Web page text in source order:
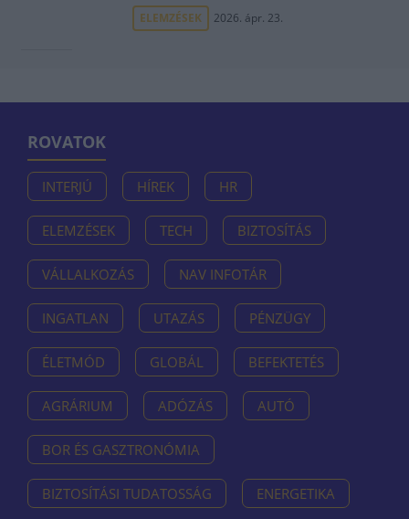
ELEMZÉSEK 2026. ápr. 23.
ROVATOK
INTERJÚ HÍREK HR
ELEMZÉSEK TECH BIZTOSÍTÁS
VÁLLALKOZÁS NAV INFOTÁR
INGATLAN UTAZÁS PÉNZÜGY
ÉLETMÓD GLOBÁL BEFEKTETÉS
AGRÁRIUM ADÓZÁS AUTÓ
BOR ÉS GASZTRONÓMIA
BIZTOSÍTÁSI TUDATOSSÁG ENERGETIKA